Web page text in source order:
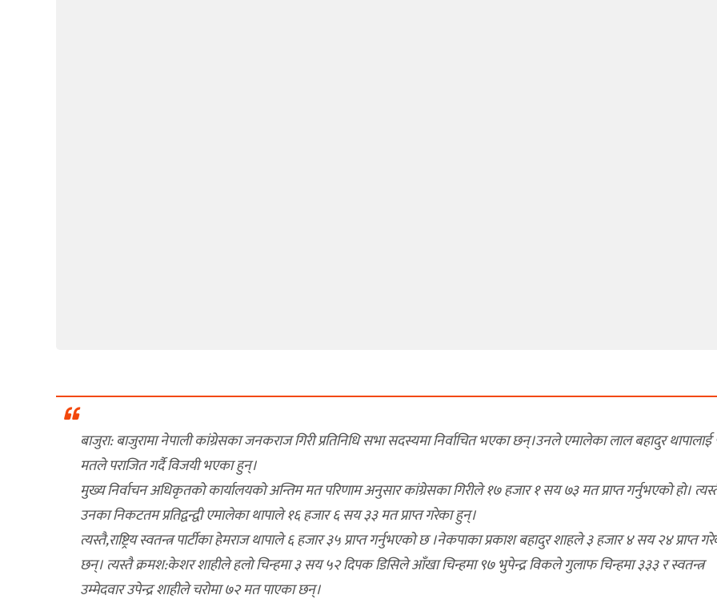
बाजुरा: बाजुरामा नेपाली कांग्रेसका जनकराज गिरी प्रतिनिधि सभा सदस्यमा निर्वाचित भएका छन्।उनले एमालेका लाल बहादुर
मतले पराजित गर्दै विजयी भएका हुन्।
मुख्य निर्वाचन अधिकृतकाे कार्यालयकाे अन्तिम मत परिणाम अनुसार कांग्रेसका गिरीले १७ हजार १ सय ७३ मत प्राप्त गर्नुभएको हाे।
उनका निकटतम प्रतिद्वन्द्वी एमालेका थापाले १६ हजार ६ सय ३३ मत प्राप्त गरेका हुन्।
त्यस्तै,राष्ट्रिय स्वतन्त्र पार्टीका हेमराज थापाले ६ हजार ३५ प्राप्त गर्नुभएको छ ।नेकपाका प्रकाश बहादुर शाहले ३ हजार ४ सय २४ प्राप्त
छन्। त्यस्तै क्रमश:केशर शाहीले हलाे चिन्हमा ३ सय ५२ दिपक डिसिले आँखा चिन्हमा ९७ भुपेन्द्र विकले गुलाफ चिन्हमा ३३३ र स्वतन्त्र
उम्मेदवार उपेन्द्र शाहीले चराेमा ७२ मत पाएका छन्।